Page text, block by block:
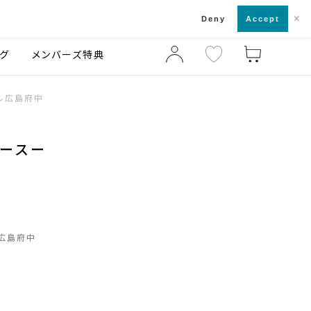
店舗一覧・来店予約
メンバーズ特典
広島府中
スー
島府中
Deny Accept ×